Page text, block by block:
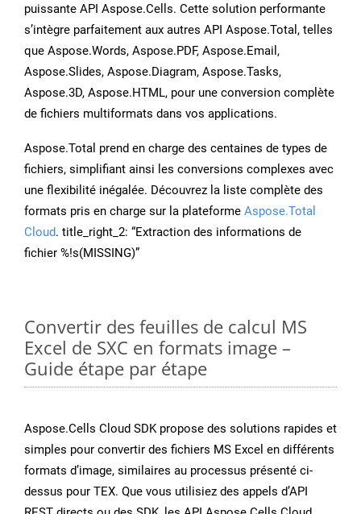
puissante API Aspose.Cells. Cette solution performante
s’intègre parfaitement aux autres API Aspose.Total, telles
que Aspose.Words, Aspose.PDF, Aspose.Email,
Aspose.Slides, Aspose.Diagram, Aspose.Tasks,
Aspose.3D, Aspose.HTML, pour une conversion complète
de fichiers multiformats dans vos applications.
Aspose.Total prend en charge des centaines de types de
fichiers, simplifiant ainsi les conversions complexes avec
une flexibilité inégalée. Découvrez la liste complète des
formats pris en charge sur la plateforme Aspose.Total
Cloud. title_right_2: “Extraction des informations de
fichier %!s(MISSING)”
Convertir des feuilles de calcul MS
Excel de SXC en formats image –
Guide étape par étape
Aspose.Cells Cloud SDK propose des solutions rapides et
simples pour convertir des fichiers MS Excel en différents
formats d’image, similaires au processus présenté ci-
dessus pour TEX. Que vous utilisiez des appels d’API